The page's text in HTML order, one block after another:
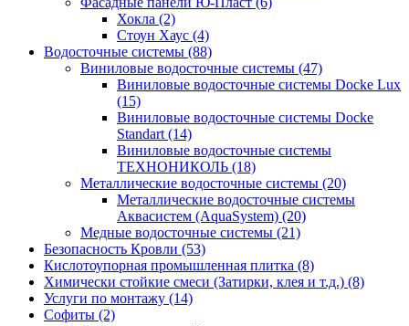
Хокла (2)
Стоун Хаус (4)
Водосточные системы (88)
Виниловые водосточные системы (47)
Виниловые водосточные системы Docke Lux
(15)
Виниловые водосточные системы Docke
Standart (14)
Виниловые водосточные системы
ТЕХНОНИКОЛЬ (18)
Металлические водосточные системы (20)
Металлические водосточные системы
Аквасистем (AquaSystem) (20)
Медные водосточные системы (21)
Безопасность Кровли (53)
Кислотоупорная промышленная плитка (8)
Химически стойкие смеси (Затирки, клея и т.д.) (8)
Услуги по монтажу (14)
Софиты (2)